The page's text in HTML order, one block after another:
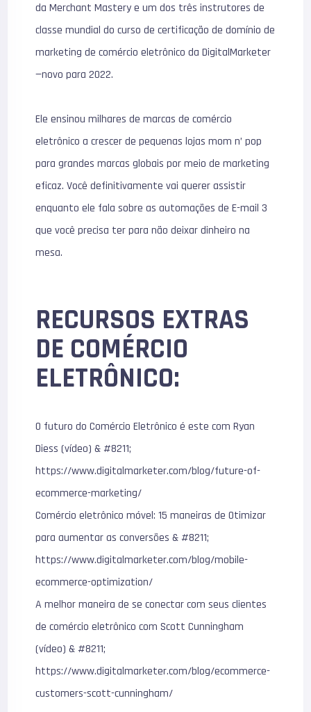
da Merchant Mastery e um dos três instrutores de
classe mundial do curso de certificação de domínio de
marketing de comércio eletrônico da DigitalMarketer
—novo para 2022.
Ele ensinou milhares de marcas de comércio
eletrônico a crescer de pequenas lojas mom n’ pop
para grandes marcas globais por meio de marketing
eficaz. Você definitivamente vai querer assistir
enquanto ele fala sobre as automações de E-mail 3
que você precisa ter para não deixar dinheiro na
mesa.
RECURSOS EXTRAS
DE COMÉRCIO
ELETRÔNICO:
O futuro do Comércio Eletrônico é este com Ryan
Diess (vídeo) & #8211;
https://www.digitalmarketer.com/blog/future-of-
ecommerce-marketing/
Comércio eletrônico móvel: 15 maneiras de Otimizar
para aumentar as conversões & #8211;
https://www.digitalmarketer.com/blog/mobile-
ecommerce-optimization/
A melhor maneira de se conectar com seus clientes
de comércio eletrônico com Scott Cunningham
(vídeo) & #8211;
https://www.digitalmarketer.com/blog/ecommerce-
customers-scott-cunningham/